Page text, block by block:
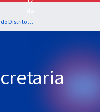
SEFAZ DF - Secretaria de Estado de Economia do Distrito Federal - Conhecimentos Básicos para o cargo de Auditor Fiscal da Receita do Distrito Federal